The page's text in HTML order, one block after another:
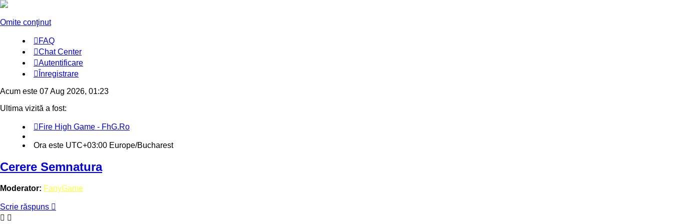
Omite conţinut
FAQ
Chat Center
Autentificare
Înregistrare
Acum este 07 Aug 2026, 01:23
Ultima vizită a fost:
Fire High Game - FhG.Ro
Ora este UTC+03:00 Europe/Bucharest
Cerere Semnatura
Moderator: FanyGame
Scrie răspuns